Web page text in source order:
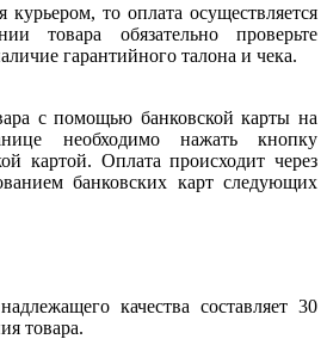
курьером, то оплата осуществляется
товара обязательно проверьте
гарантийного талона и чека.
с помощью банковской карты на
необходимо нажать кнопку
картой. Оплата происходит через
банковских карт следующих
качества составляет 30
товара.